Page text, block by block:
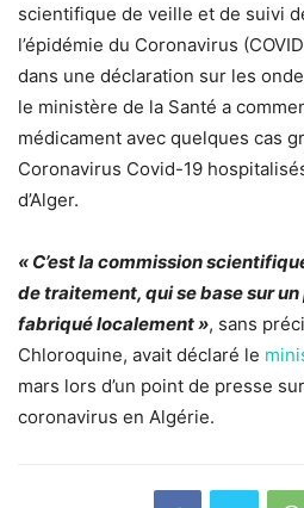
scientifique de veille et de suivi
l’épidémie du Coronavirus
dans une déclaration sur les
le ministère de la Santé a
médicament avec quelques cas
Coronavirus Covid-19
d’Alger.
« C’est la commission
de traitement, qui se base sur
fabriqué localement », sans
Chloroquine, avait déclaré le
mars lors d’un point de presse
coronavirus en Algérie.